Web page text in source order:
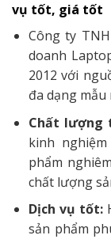
vụ tốt, giá tốt
Công ty
doanh
2012 với
đa dạng
Chất lượng
kinh
phẩm
chất lượng
Dịch vụ tốt:
sản phẩm